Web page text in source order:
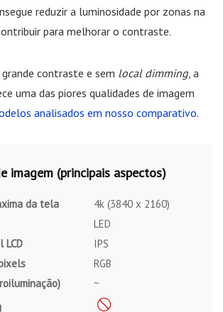
reduzir a luminosidade por zonas na
para melhorar o contraste.
grande contraste e sem local dimming, a
uma das piores qualidades de imagem
analisados em nosso comparativo.
imagem (principais aspectos)
da tela
4k (3840 x 2160)
LED
LCD
IPS
RGB
~